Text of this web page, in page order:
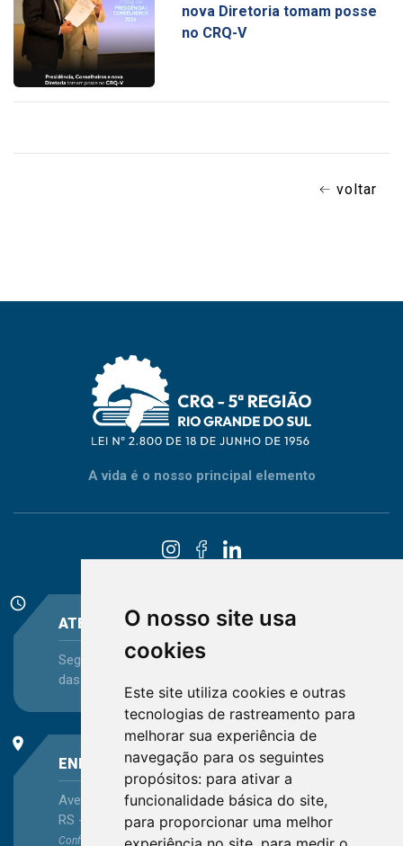
O nosso site usa
cookies
Este site utiliza cookies e outras
tecnologias de rastreamento para
melhorar sua experiência de
navegação para os seguintes
propósitos: para ativar a
funcionalidade básica do site,
para proporcionar uma melhor
nova Diretoria tomam posse
no CRQ-V
voltar
A vida é o nosso principal elemento
schedule
ATENDIMENTO
Segunda-feira a Sexta-feira - das 08:30 às 12:15 e
das 13:30 às 16:45
place
ENDEREÇO
Avenida Itaqui, 45, Bairro Petrópolis, Porto Alegre -
RS - CEP 90460-140
Confira as demaislocalizações no Estado